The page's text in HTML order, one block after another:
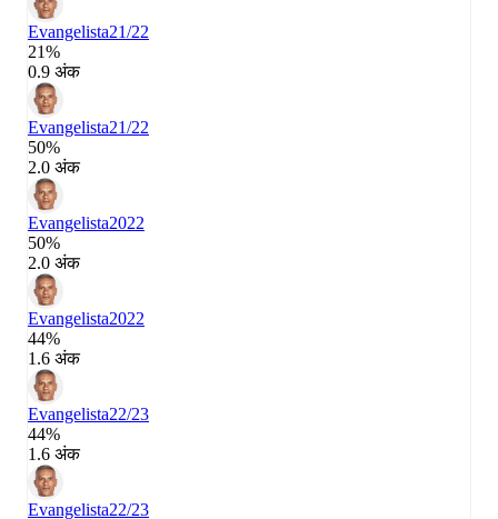
Evangelista21/22
21%
0.9 अंक
Evangelista21/22
50%
2.0 अंक
Evangelista2022
50%
2.0 अंक
Evangelista2022
44%
1.6 अंक
Evangelista22/23
44%
1.6 अंक
Evangelista22/23